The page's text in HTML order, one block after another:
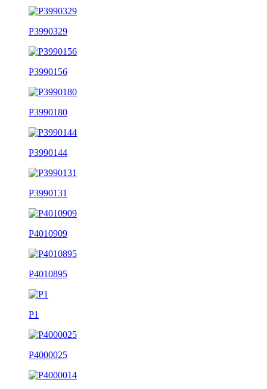
P3990329
P3990156
P3990180
P3990144
P3990131
P4010909
P4010895
P1
P4000025